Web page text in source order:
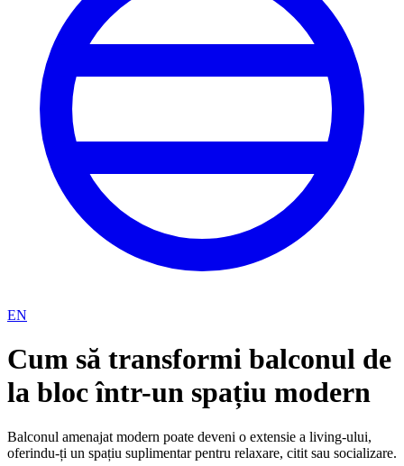
EN
Cum să transformi balconul de
la bloc într-un spațiu modern
Balconul amenajat modern poate deveni o extensie a living-ului,
oferindu-ți un spațiu suplimentar pentru relaxare, citit sau socializare.